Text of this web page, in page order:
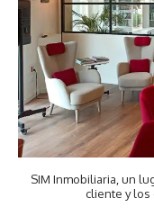
SIM Inmobiliaria, un
cliente y